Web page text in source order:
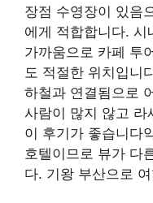
장점 수영장이 있음
에게 적합합니다.
가까움으로 카페 투
도 적절한 위치입니
하철과 연결됨으로
사람이 많지 않고 라
이 후기가 좋습니다
호텔이므로 뷰가 다
다. 기왕 부산으로